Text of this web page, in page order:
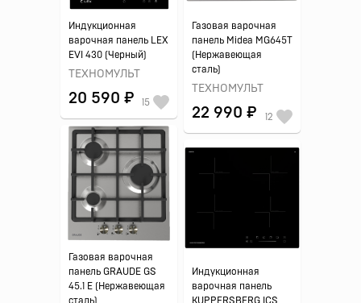
Индукционная
варочная панель LEX
EVI 430 (Черный)
ТЕХНОМУЛЬТ
20 590 ₽ 15
Газовая варочная
панель Midea MG645T
(Нержавеющая
сталь)
ТЕХНОМУЛЬТ
22 990 ₽ 12
Газовая варочная
панель GRAUDE GS
45.1 E (Нержавеющая
сталь)
Индукционная
варочная панель
KUPPERSBERG ICS